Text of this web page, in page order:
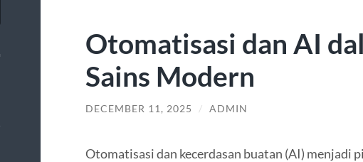
Otomatisasi dan AI
Sains Modern
DECEMBER 11, 2025 / ADMIN
Otomatisasi dan kecerdasan buatan (AI) menjadi